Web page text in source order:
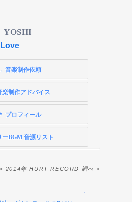
YOSHI
音楽制作依頼
制作アドバイス
＊ プロフィール
ーBGM 音源リスト
< 2014年 HURT RECORD 調べ >